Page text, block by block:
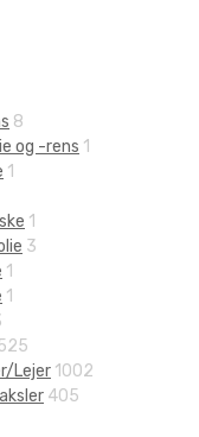
8
og -rens 1
1
1
3
1
1
Lejer 1002
405